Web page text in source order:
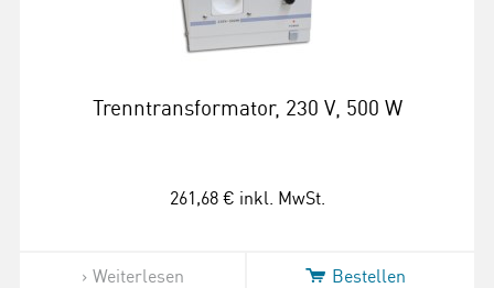
Trenntransformator, 230 V, 500 W
261,68 € inkl. MwSt.
Weiterlesen Bestellen